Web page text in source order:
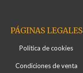
PÁGINAS LEGALES
Política de cookies
Condiciones de venta